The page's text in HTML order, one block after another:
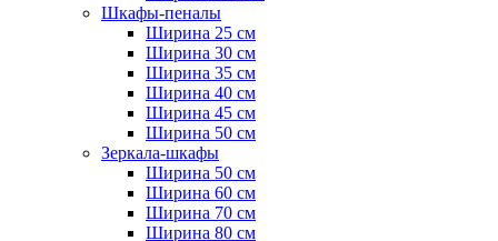
Шкафы-пеналы
Ширина 25 см
Ширина 30 см
Ширина 35 см
Ширина 40 см
Ширина 45 см
Ширина 50 см
Зеркала-шкафы
Ширина 50 см
Ширина 60 см
Ширина 70 см
Ширина 80 см